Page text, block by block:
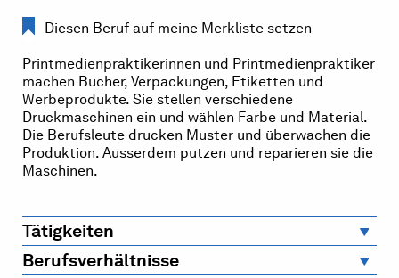
Diesen Beruf auf meine Merkliste setzen
Printmedienpraktikerinnen und Printmedienpraktiker
machen Bücher, Verpackungen, Etiketten und
Werbeprodukte. Sie stellen verschiedene
Druckmaschinen ein und wählen Farbe und Material.
Die Berufsleute drucken Muster und überwachen die
Produktion. Ausserdem putzen und reparieren sie die
Maschinen.
Tätigkeiten
Berufsverhältnisse